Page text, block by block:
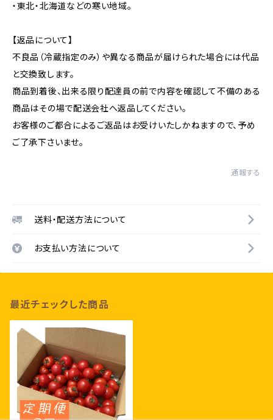
・東北・北海道などの寒い地域。
【返品について】
不良品（冷蔵指定のみ）や異なる商品が届けられた場合には代品
と交換致します。
商品到着後、出来る限り配達員の前で内容を確認して不備のある
商品はその場で配送会社へ返品してください。
お客様のご都合によるご返品はお受けいたしかねますので、予め
ご了承下さいませ。
通報する
送料・配送方法について
お支払い方法について
最近チェックした商品